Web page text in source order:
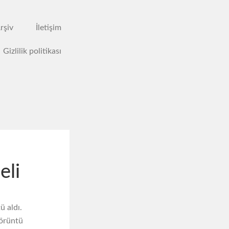
İletişim
Gizlilik politikası
aldı.